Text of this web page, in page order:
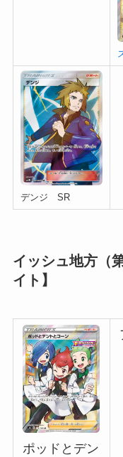
デンジ SR
イッシュ地方（
イト】
ポッドとデン